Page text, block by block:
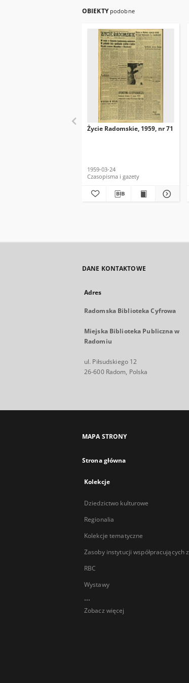
OBIEKTY podobne
Życie Radomskie, 1959, nr 71
1959-03-24
Czasopisma i gazety
DANE KONTAKTOWE
Adres
Radomska Biblioteka Cyfrowa
Miejska Biblioteka Publiczna w
Radomiu
ul. Piłsudskiego 12
26-600 Radom, Polska
MAPA STRONY
Strona główna
Kolekcje
Dziedzictwo kulturowe
Regionalia
Kolekcje tematyczne
Zasoby instytucji współpracujących z
RBC
Wystawy
...
Zobacz więcej